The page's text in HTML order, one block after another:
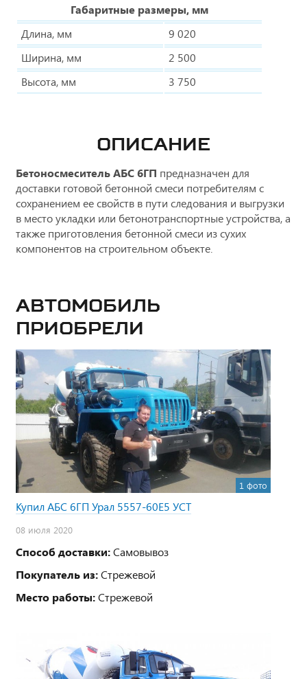
Габаритные размеры, мм
Длина, мм
9 020
Ширина, мм
2 500
Высота, мм
3 750
ОПИСАНИЕ
Бетоносмеситель АБС 6ГП предназначен для
доставки готовой бетонной смеси потребителям с
сохранением ее свойств в пути следования и выгрузки
в место укладки или бетонотранспортные устройства, а
также приготовления бетонной смеси из сухих
компонентов на строительном объекте.
Автомобиль
приобрели
1 фото
Купил АБС 6ГП Урал 5557-60Е5 УСТ
08 июля 2020
Способ доставки:Самовывоз
Покупатель из:Стрежевой
Место работы:Стрежевой